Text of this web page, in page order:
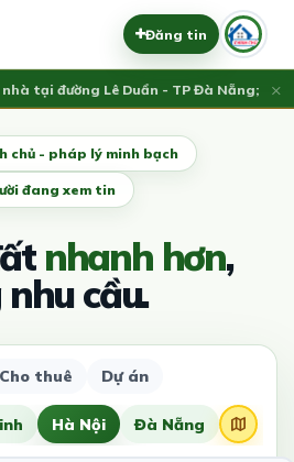
Đăng tin
tại đường Lê Duẩn - TP Đà Nẵng; DT 1×
chủ - pháp lý minh bạch
đang xem tin
nhanh hơn,
cầu.
Cho thuê Dự án
Hà Nội Đà Nẵng